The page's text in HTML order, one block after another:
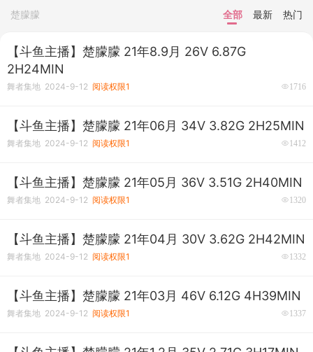
楚朦朦 热门
最新
全部
【斗鱼主播】楚朦朦 21年8.9月 26V 6.87G
2H24MIN
舞者集地 2024-9-12 阅读权限1 1716
【斗鱼主播】楚朦朦 21年06月 34V 3.82G 2H25MIN
舞者集地 2024-9-12 阅读权限1 1412
【斗鱼主播】楚朦朦 21年05月 36V 3.51G 2H40MIN
舞者集地 2024-9-12 阅读权限1 1320
【斗鱼主播】楚朦朦 21年04月 30V 3.62G 2H42MIN
舞者集地 2024-9-12 阅读权限1 1332
【斗鱼主播】楚朦朦 21年03月 46V 6.12G 4H39MIN
舞者集地 2024-9-12 阅读权限1 1337